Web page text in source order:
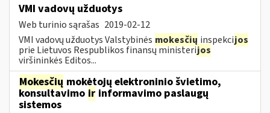
VMI vadovų užduotys
Web turinio sąrašas 2019-02-12
VMI vadovų užduotys Valstybinės mokesčių inspekcijos
prie Lietuvos Respublikos finansų ministerijos
viršininkės Editos...
Mokesčių mokėtojų elektroninio švietimo,
konsultavimo ir informavimo paslaugų
sistemos